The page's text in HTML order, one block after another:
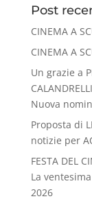
Post
CINEMA A
CINEMA A
Un grazie a
CALANDRELLI
Nuova
Proposta di
notizie per
FESTA DEL
La
2026